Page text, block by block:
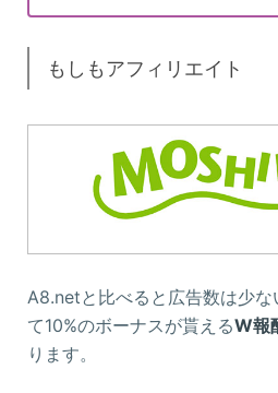
もしもアフィリエイト
A8.netと比べると広告数は少な
て10%のボーナスが貰えるW報
ります。